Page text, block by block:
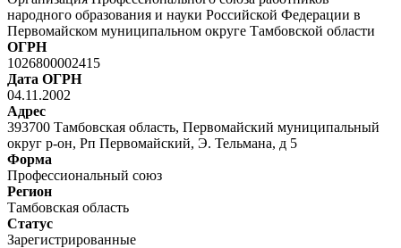
народного образования и науки Российской Федерации в
Первомайском муниципальном округе Тамбовской области
ОГРН
1026800002415
Дата ОГРН
04.11.2002
Адрес
393700 Тамбовская область, Первомайский муниципальный
округ р-он, Рп Первомайский, Э. Тельмана, д 5
Форма
Профессиональный союз
Регион
Тамбовская область
Статус
Зарегистрированные